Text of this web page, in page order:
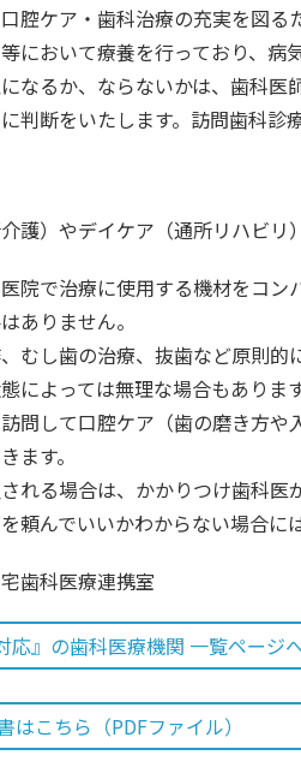
腔ケア・歯科治療の充実を図る
において療養を行っており、病
なるか、ならないかは、歯科医
判断をいたします。訪問歯科診
護）やデイケア（通所リハビリ
院で治療に使用する機材をコン
ありません。
むし歯の治療、抜歯など原則
によっては無理な場合もあります
問して口腔ケア（歯の磨き方や
ます。
れる場合は、かかりつけ歯科
頼んでいいかわからない場合に
歯科医療連携室
応』の歯科医療機関 一覧ページ
はこちら（PDFファイル）